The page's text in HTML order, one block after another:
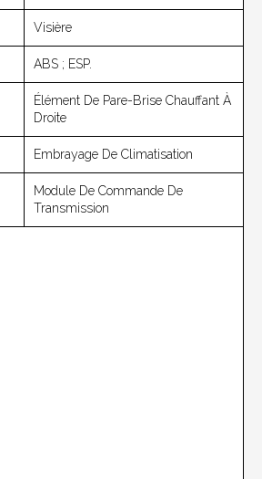
Visière
ABS ; ESP.
Élément De Pare-Brise Chauffant À
Droite
Embrayage De Climatisation
Module De Commande De
Transmission